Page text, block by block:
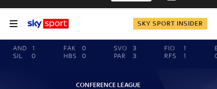
SKY SPORT INSIDER
AND
1
SIL
0
FAK
0
HBS
0
SVO
3
PAR
3
FIO
1
RFS
1
CONFERENCE LEAGUE